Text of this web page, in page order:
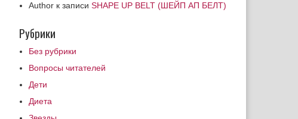
Author к записи SHAPE UP BELT (ШЕЙП АП БЕЛТ)
Рубрики
Без рубрики
Вопросы читателей
Дети
Диета